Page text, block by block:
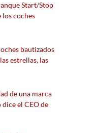
Start/Stop
los coches
bautizados
estrellas, las
de una marca
dice el CEO de